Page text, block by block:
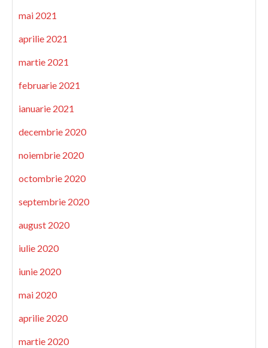
mai 2021
aprilie 2021
martie 2021
februarie 2021
ianuarie 2021
decembrie 2020
noiembrie 2020
octombrie 2020
septembrie 2020
august 2020
iulie 2020
iunie 2020
mai 2020
aprilie 2020
martie 2020